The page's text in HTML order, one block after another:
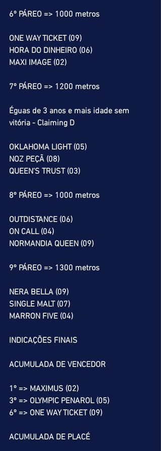
6º PÁREO => 1000 metros
ONE WAY TICKET (09)
HORA DO DINHEIRO (06)
MAXI IMAGE (02)
7º PÁREO => 1200 metros
Éguas de 3 anos e mais idade sem
vitória - Claiming D
OKLAHOMA LIGHT (05)
NOZ PEÇÃ (08)
QUEEN’S TRUST (03)
8º PÁREO => 1000 metros
OUTDISTANCE (06)
ON CALL (04)
NORMANDIA QUEEN (09)
9º PÁREO => 1300 metros
NERA BELLA (09)
SINGLE MALT (07)
MARRON FIVE (04)
INDICAÇÕES FINAIS
ACUMULADA DE VENCEDOR
1º => MAXIMUS (02)
3º => OLYMPIC PENAROL (05)
6º => ONE WAY TICKET (09)
ACUMULADA DE PLACÉ